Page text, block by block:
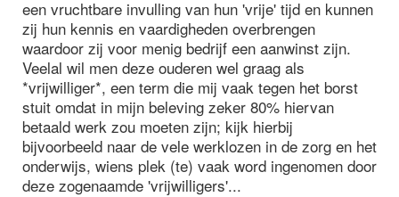
een vruchtbare invulling van hun 'vrije' tijd en kunnen
zij hun kennis en vaardigheden overbrengen
waardoor zij voor menig bedrijf een aanwinst zijn.
Veelal wil men deze ouderen wel graag als
*vrijwilliger*, een term die mij vaak tegen het borst
stuit omdat in mijn beleving zeker 80% hiervan
betaald werk zou moeten zijn; kijk hierbij
bijvoorbeeld naar de vele werklozen in de zorg en het
onderwijs, wiens plek (te) vaak word ingenomen door
deze zogenaamde 'vrijwilligers'...